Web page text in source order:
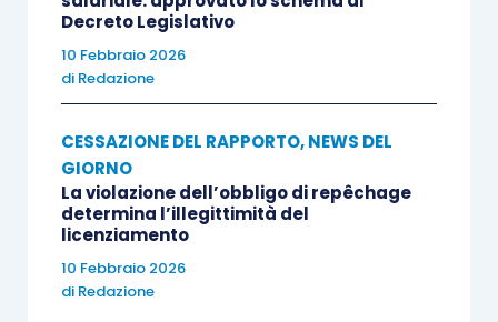
Decreto Legislativo
10 Febbraio 2026
di Redazione
CESSAZIONE DEL RAPPORTO,NEWS DEL
GIORNO
La violazione dell’obbligo di repêchage
determina l’illegittimità del
licenziamento
10 Febbraio 2026
di Redazione